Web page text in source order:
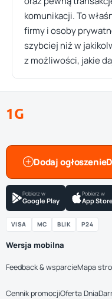
komunikacji. To
firmy i osoby
szybciej niż w
z możliwości, jakie
1G
Dodaj ogłoszenie
Pobierz w
Google Play
Pobierz w
App
VISA MC BLIK P24
Wersja mobilna
Feedback & wsparcieMapa
Cennik promocjiOferta Dnia